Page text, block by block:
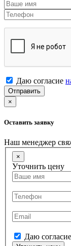
Даю согласие
Отправить
×
Оставить заявку
Наш менеджер
×
Уточнить цену
Даю согласие